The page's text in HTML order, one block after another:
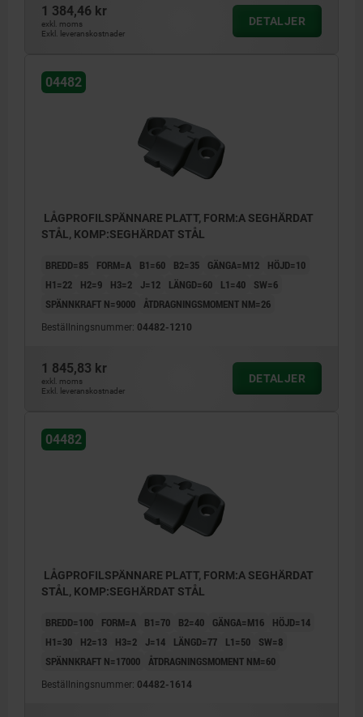
1 384,46 kr
exkl. moms
Exkl. leveranskostnader
DETALJER
04482
LÅGPROFILSPÄNNARE PLATT, FORM:A SEGHÄRDAT
STÅL, KOMP:SEGHÄRDAT STÅL
BREDD=85 FORM=A B1=60 B2=35 GÄNGA=M12
HÖJD=10
H1=22
H2=9 H3=2 J=12 LÄNGD=60 L1=40
SW=6
SPÄNNKRAFT N=9000 ÅTDRAGNINGSMOMENT NM=26
Beställningsnummer: 04482-1210
1 845,83 kr
exkl. moms
Exkl. leveranskostnader
DETALJER
04482
LÅGPROFILSPÄNNARE PLATT, FORM:A SEGHÄRDAT
STÅL, KOMP:SEGHÄRDAT STÅL
BREDD=100 FORM=A B1=70 B2=40 GÄNGA=M16
HÖJD=14
H1=30
H2=13 H3=2 J=14 LÄNGD=77 L1=50
SW=8
SPÄNNKRAFT N=17000 ÅTDRAGNINGSMOMENT NM=60
Beställningsnummer: 04482-1614